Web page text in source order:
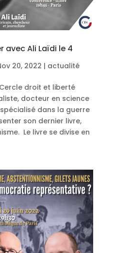
avec Ali Laïdi le 4
20, 2022 | actualité
droit et liberté
docteur en science
dans la guerre
son dernier livre,
Le livre se divise en